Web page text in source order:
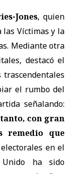
Jones, quien
las Víctimas y la
Mediante otra
destacó el
el rumbo del
señalando:
con gran
remedio que
en el
ha sido